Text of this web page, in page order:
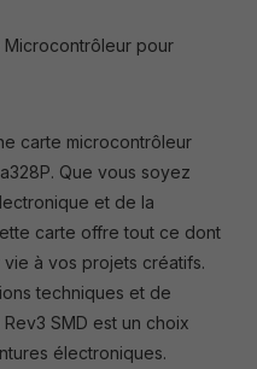
Microcontrôleur pour
carte microcontrôleur
Que vous soyez
et de la
carte offre tout ce dont
à vos projets créatifs.
techniques et de
SMD est un choix
électroniques.